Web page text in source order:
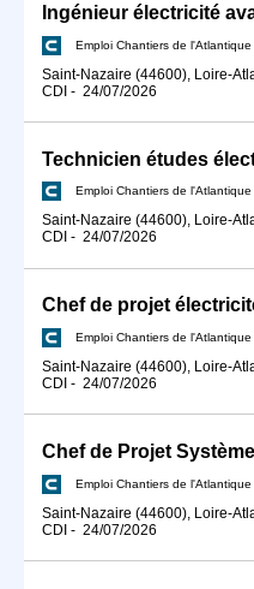
Emploi Chantiers de l'Atlantique
Saint-Nazaire (44600), Loire-
CDI - 24/07/2026
Emploi Chantiers de l'Atlantique
Saint-Nazaire (44600), Loire-
CDI - 24/07/2026
Emploi Chantiers de l'Atlantique
Saint-Nazaire (44600), Loire-
CDI - 24/07/2026
Chef de Projet
Emploi Chantiers de l'Atlantique
Saint-Nazaire (44600), Loire-
CDI - 24/07/2026